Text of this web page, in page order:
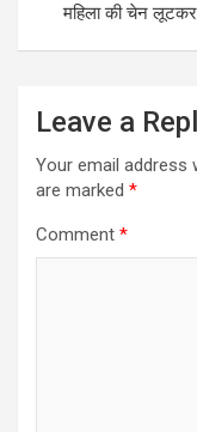
महिला की चेन लूटकर
Leave a
Your email address
are marked *
Comment *